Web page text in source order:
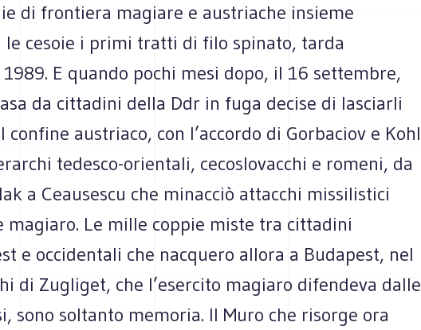
di frontiera magiare e austriache insieme
le cesoie i primi tratti di filo spinato, tarda
E quando pochi mesi dopo, il 16 settembre,
da cittadini della Ddr in fuga decise di lasciarli
confine austriaco, con l’accordo di Gorbaciov e Kohl
tedesco-orientali, cecoslovacchi e romeni, da
a Ceausescu che minacciò attacchi missilistici
magiaro. Le mille coppie miste tra cittadini
e occidentali che nacquero allora a Budapest, nel
di Zugliget, che l’esercito magiaro difendeva dalle
sono soltanto memoria. Il Muro che risorge ora